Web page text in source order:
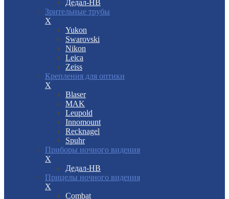
Дедал-НВ
Зрительные трубы
X
Yukon
Swarovski
Nikon
Leica
Zeiss
Крепления для оптики
X
Blaser
MAK
Leupold
Innomount
Recknagel
Spuhr
Приборы ночного видения
X
Дедал-НВ
Прицелы ночного видения
X
Combat